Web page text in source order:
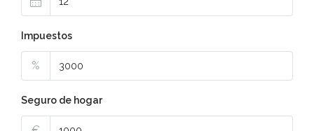
Impuestos
%
Seguro de hogar